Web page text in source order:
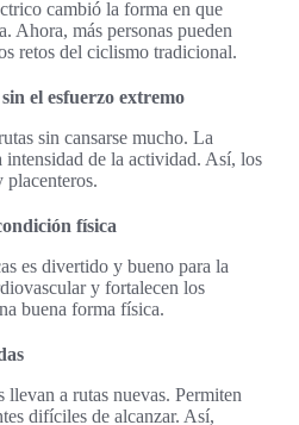
cambió la forma en que
Ahora, más personas pueden
retos del ciclismo tradicional.
el esfuerzo extremo
sin cansarse mucho. La
intensidad de la actividad. Así, los
placenteros.
física
es divertido y bueno para la
y fortalecen los
buena forma física.
llevan a rutas nuevas. Permiten
difíciles de alcanzar. Así,